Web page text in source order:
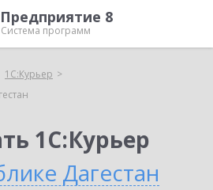
8
Система программ
1С:Курьер
1С:Курьер
Дагестан